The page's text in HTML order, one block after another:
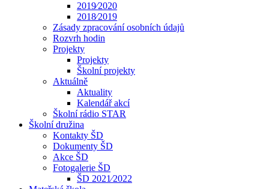
2019⁄2020
2018⁄2019
Zásady zpracování osobních údajů
Rozvrh hodin
Projekty
Projekty
Školní projekty
Aktuálně
Aktuality
Kalendář akcí
Školní rádio STAR
Školní družina
Kontakty ŠD
Dokumenty ŠD
Akce ŠD
Fotogalerie ŠD
ŠD 2021⁄2022